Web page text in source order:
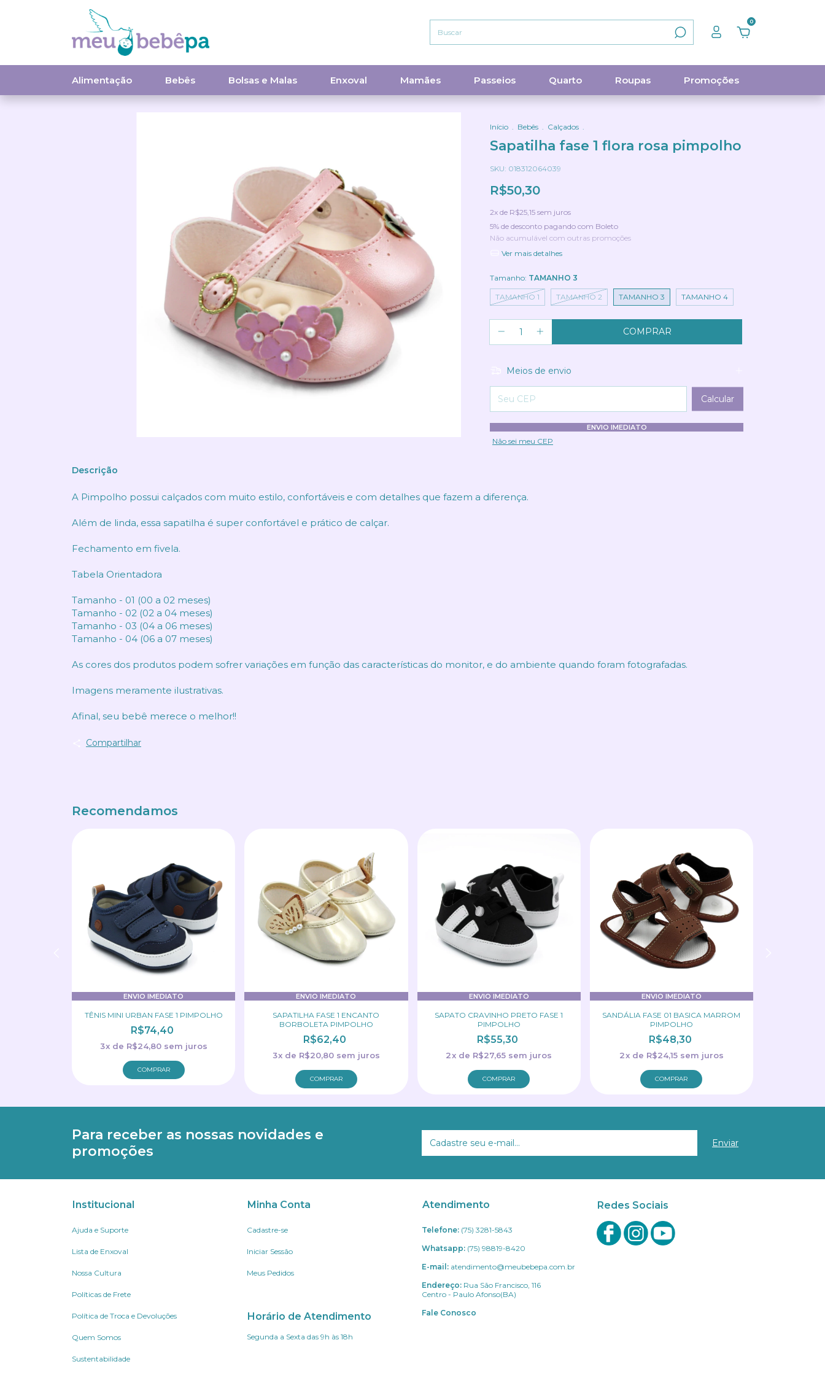
0
Alimentação Bebês Bolsas e Malas Enxoval Mamães Passeios Quarto Roupas Promoções
Início Bebês Calçados
Sapatilha fase 1 flora rosa pimpolho
SKU: 018312064039
R$50,30
2x de R$25,15 sem juros
5% de desconto pagando com Boleto
Não acumulável com outras promoções
Ver mais detalhes
Tamanho: TAMANHO 3
TAMANHO 1 TAMANHO 2 TAMANHO 3 TAMANHO 4
Meios de envio
Entregas para o CEP:
Calcular
ENVIO IMEDIATO
Não sei meu CEP
Descrição
A Pimpolho possui calçados com muito estilo, confortáveis e com detalhes que fazem a diferença.
Além de linda, essa sapatilha é super confortável e prático de calçar.
Fechamento em fivela.
Tabela Orientadora
Tamanho - 01 (00 a 02 meses)
Tamanho - 02 (02 a 04 meses)
Tamanho - 03 (04 a 06 meses)
Tamanho - 04 (06 a 07 meses)
As cores dos produtos podem sofrer variações em função das características do monitor, e do ambiente quando foram fotografadas.
Imagens meramente ilustrativas.
Afinal, seu bebê merece o melhor!!
Compartilhar
Recomendamos
ENVIO IMEDIATO
TÊNIS MINI URBAN FASE 1 PIMPOLHO
R$74,40
3x de R$24,80 sem juros
COMPRAR
ENVIO IMEDIATO
SAPATILHA FASE 1 ENCANTO
BORBOLETA PIMPOLHO
R$62,40
3x de R$20,80 sem juros
COMPRAR
ENVIO IMEDIATO
SAPATO CRAVINHO PRETO FASE 1
PIMPOLHO
R$55,30
2x de R$27,65 sem juros
COMPRAR
ENVIO IMEDIATO
SANDÁLIA FASE 01 BASICA MARROM
PIMPOLHO
R$48,30
2x de R$24,15 sem juros
COMPRAR
Para receber as nossas novidades e
promoções
Institucional
Ajuda e Suporte
Lista de Enxoval
Nossa Cultura
Políticas de Frete
Política de Troca e Devoluções
Quem Somos
Sustentabilidade
Minha Conta
Cadastre-se
Iniciar Sessão
Meus Pedidos
Horário de Atendimento
Segunda a Sexta das 9h às 18h
Atendimento
Telefone: (75) 3281-5843
Whatsapp: (75) 98819-8420
E-mail: atendimento@meubebepa.com.br
Endereço: Rua São Francisco, 116
Centro - Paulo Afonso(BA)
Fale Conosco
Redes Sociais